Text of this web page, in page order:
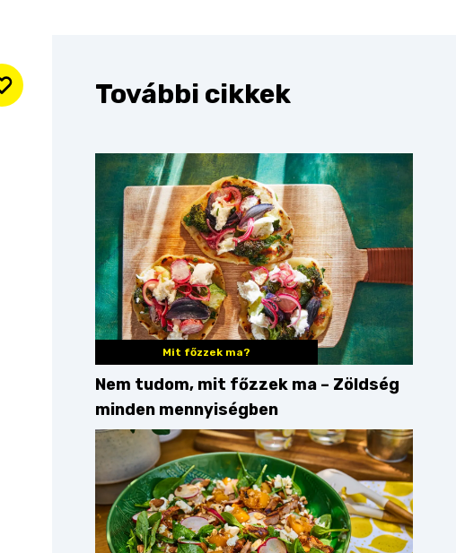
További cikkek
Mit főzzek ma?
Nem tudom, mit főzzek ma – Zöldség
minden mennyiségben